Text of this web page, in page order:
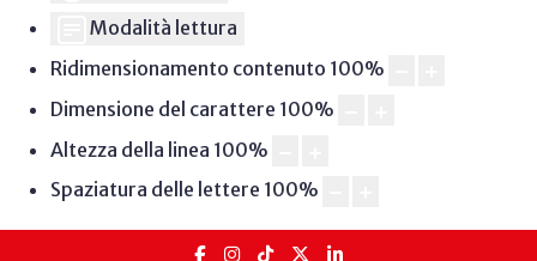
Modalità lettura
Ridimensionamento contenuto 100%
Dimensione del carattere 100%
Altezza della linea 100%
Spaziatura delle lettere 100%